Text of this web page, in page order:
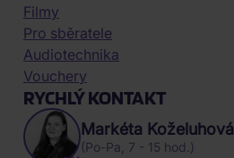
Filmy
Pro sběratele
Audiotechnika
Vouchery
RYCHLÝ KONTAKT
Markéta Koželuhová
(Po-Pa, 7 - 15 hod.)